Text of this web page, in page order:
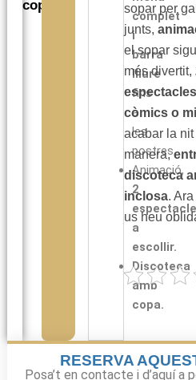
copa.
complet
i
barra
lliure
fins
a
les
postres.
Animació,
2
a
escollir.
Discoteca
amb
copa.
sopar per
junts,
el sopar
més divertit,
còmics o
acabar la
manera,
discoteca
inclosa.
us heu
RESERVA
Posa’t en contacte i d’aquí